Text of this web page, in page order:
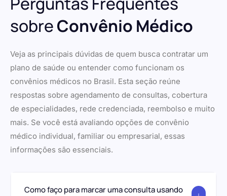
sobreConvênio Médico
Veja as principais dúvidas de quem busca contratar um
plano de saúde ou entender como funcionam os
convênios médicos no Brasil. Esta seção reúne
respostas sobre agendamento de consultas, cobertura
de especialidades, rede credenciada, reembolso e muito
mais. Se você está avaliando opções de convênio
médico individual, familiar ou empresarial, essas
informações são essenciais.
Como faço para marcar uma consulta usando